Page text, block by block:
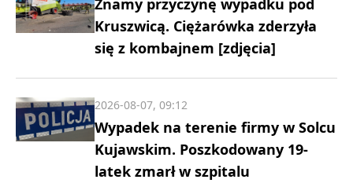
Znamy przyczynę wypadku pod
Kruszwicą. Ciężarówka zderzyła
się z kombajnem [zdjęcia]
Wypadek na terenie firmy w Solcu
Kujawskim. Poszkodowany 19-
latek zmarł w szpitalu
2026-08-07, 09:12